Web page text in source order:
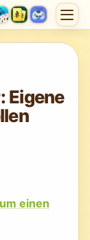
Eigene
einen